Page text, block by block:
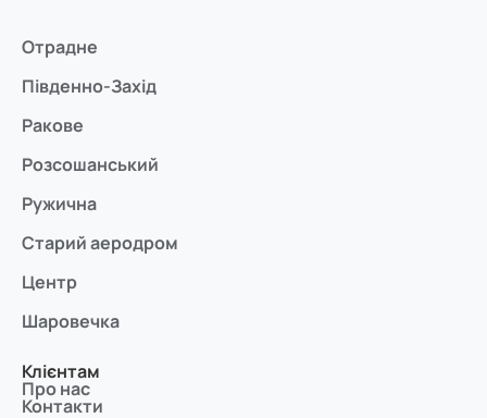
Отрадне
Південно-Захід
Ракове
Розсошанський
Ружична
Старий аеродром
Центр
Шаровечка
Клієнтам
Про нас
Контакти